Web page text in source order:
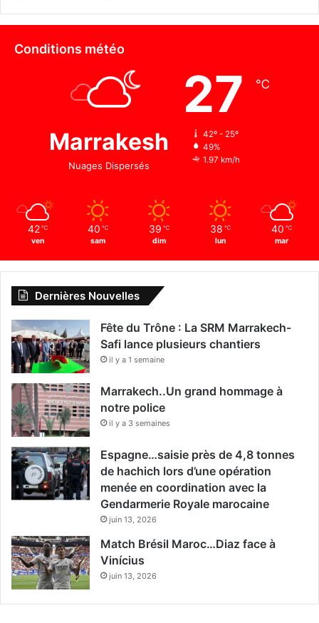
Conditions météo
Marrakesh
Nuages Dispersés
27 ℃
42º - 25º
49%
1.97 km/h
42 ℃
ven
40 ℃
sam
39 ℃
dim
38 ℃
lun
40 ℃
mar
Dernières Nouvelles
Fête du Trône : La SRM Marrakech-
Safi lance plusieurs chantiers
il y a 1 semaine
Marrakech..Un grand hommage à
notre police
il y a 3 semaines
Espagne…saisie près de 4,8 tonnes
de hachich lors d’une opération
menée en coordination avec la
Gendarmerie Royale marocaine
juin 13, 2026
Match Brésil Maroc…Diaz face à
Vinícius
juin 13, 2026